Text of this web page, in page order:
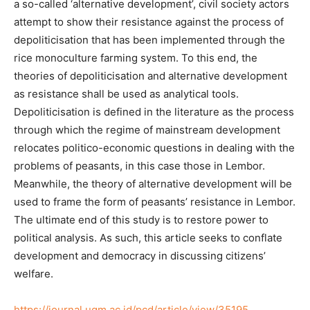
a so-called ‘alternative development’, civil society actors
attempt to show their resistance against the process of
depoliticisation that has been implemented through the
rice monoculture farming system. To this end, the
theories of depoliticisation and alternative development
as resistance shall be used as analytical tools.
Depoliticisation is defined in the literature as the process
through which the regime of mainstream development
relocates politico-economic questions in dealing with the
problems of peasants, in this case those in Lembor.
Meanwhile, the theory of alternative development will be
used to frame the form of peasants’ resistance in Lembor.
The ultimate end of this study is to restore power to
political analysis. As such, this article seeks to conflate
development and democracy in discussing citizens’
welfare.